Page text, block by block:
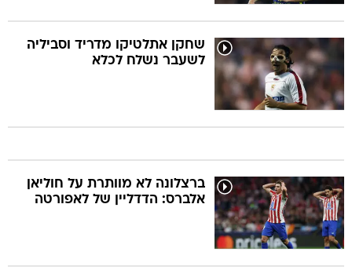
שחקן אתלטיקו מדריד וסביליה
לשעבר נשלח לכלא
ברצלונה לא מוותרת על חוליאן
אלברס: הדדליין של לאפורטה